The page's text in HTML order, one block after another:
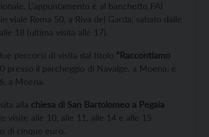
L’appuntamento è al banchetto FAI
viale Roma 50, a Riva del Garda, sabato dalle
18 (ultima visita alle 17).
percorsi di visita dal titolo “Raccontiamo
presso il parcheggio di Navalge, a Moena, e
a Moena.
alla chiesa di San Bartolomeo a Pegaia
visite alle 10, alle 11, alle 14 e alle 15
di cinque euro.